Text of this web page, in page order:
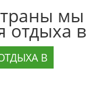
мы
отдыха в
В